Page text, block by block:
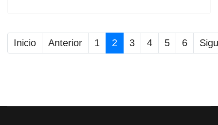
Inicio Anterior 1 2 3 4 5 6